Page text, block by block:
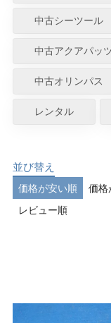
中古シーツール
中古アクアパッ
中古オリンパス
レンタル
並び替え
価格が安い順 価格
レビュー順